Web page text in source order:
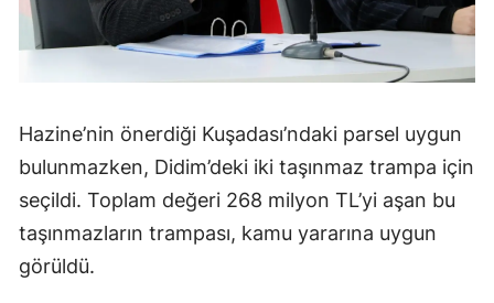
Hazine’nin önerdiği Kuşadası’ndaki parsel uygun
bulunmazken, Didim’deki iki taşınmaz trampa için
seçildi. Toplam değeri 268 milyon TL’yi aşan bu
taşınmazların trampası, kamu yararına uygun
görüldü.